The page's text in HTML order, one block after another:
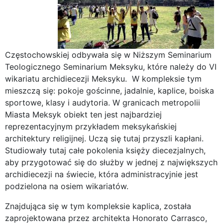
Częstochowskiej odbywała się w Niższym Seminarium
Teologicznego Seminarium Meksyku, które należy do VI
wikariatu archidiecezji Meksyku. W kompleksie tym
mieszczą się: pokoje gościnne, jadalnie, kaplice, boiska
sportowe, klasy i audytoria. W granicach metropolii
Miasta Meksyk obiekt ten jest najbardziej
reprezentacyjnym przykładem meksykańskiej
architektury religijnej. Uczą się tutaj przyszli kapłani.
Studiowały tutaj całe pokolenia księży diecezjalnych,
aby przygotować się do służby w jednej z największych
archidiecezji na świecie, która administracyjnie jest
podzielona na osiem wikariatów.
Znajdująca się w tym kompleksie kaplica, została
zaprojektowana przez architekta Honorato Carrasco,